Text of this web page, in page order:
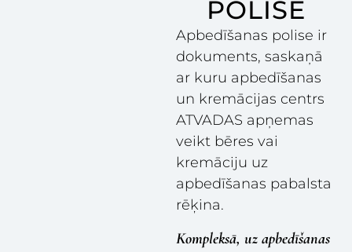
POLISE
Apbedīšanas polise ir
dokuments, saskaņā
ar kuru apbedīšanas
un kremācijas centrs
ATVADAS apņemas
veikt bēres vai
kremāciju uz
apbedīšanas pabalsta
rēķina.
Kompleksā, uz apbedīšanas